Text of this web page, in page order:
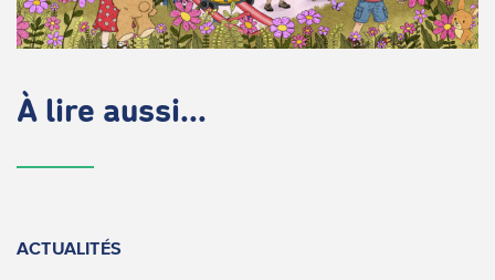
À lire aussi...
ACTUALITÉS